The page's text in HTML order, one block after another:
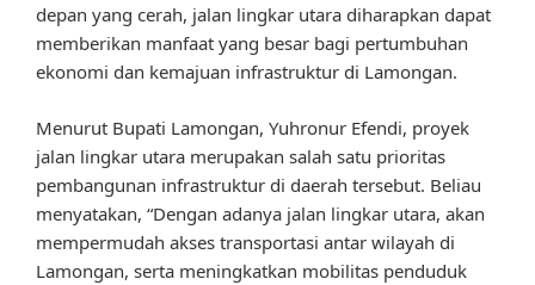
depan yang cerah, jalan lingkar utara diharapkan dapat
memberikan manfaat yang besar bagi pertumbuhan
ekonomi dan kemajuan infrastruktur di Lamongan.
Menurut Bupati Lamongan, Yuhronur Efendi, proyek
jalan lingkar utara merupakan salah satu prioritas
pembangunan infrastruktur di daerah tersebut. Beliau
menyatakan, “Dengan adanya jalan lingkar utara, akan
mempermudah akses transportasi antar wilayah di
Lamongan, serta meningkatkan mobilitas penduduk